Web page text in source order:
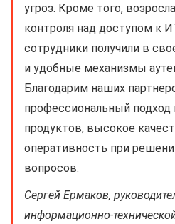
угроз. Кроме того,
контроля над доступом к
сотрудники получили в
и удобные механизмы
Благодарим наших
профессиональный
продуктов, высокое
оперативность при
вопросов.
Сергей Ермаков,
информационно-